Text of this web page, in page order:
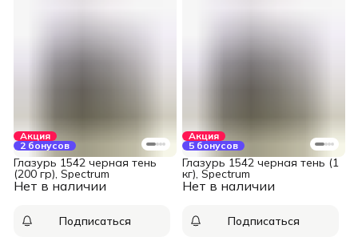
Акция
2 бонусов
Нет в наличии
Глазурь 1542 черная тень
(200 гр), Spectrum
Подписаться
Акция
5 бонусов
Нет в наличии
Глазурь 1542 черная тень (1
кг), Spectrum
Подписаться